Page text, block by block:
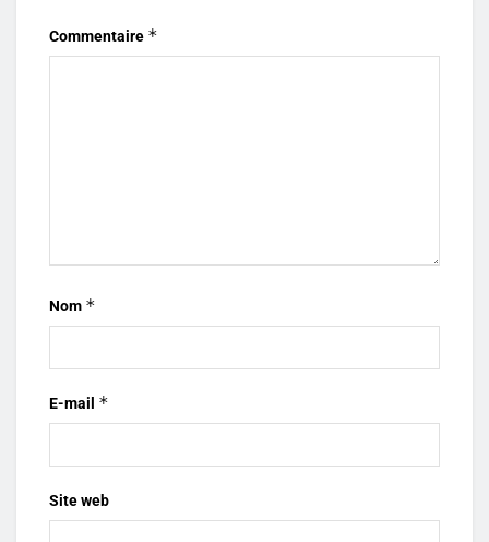
Commentaire *
Nom *
E-mail *
Site web